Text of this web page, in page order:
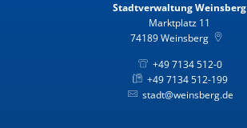
Stadtverwaltung Weinsberg
Marktplatz 11
74189Weinsberg
+49 7134 512-0
+49 7134 512-199
stadt@weinsberg.de